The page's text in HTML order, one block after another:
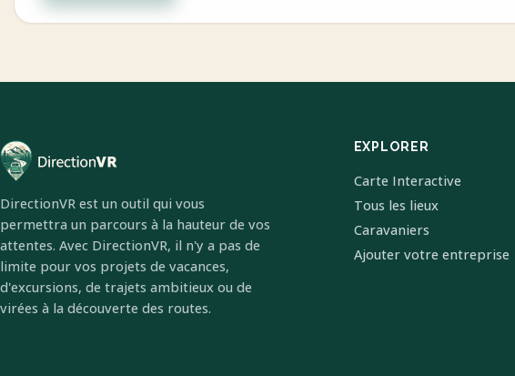
DirectionVR est un outil qui vous
permettra un parcours à la hauteur de vos
attentes. Avec DirectionVR, il n'y a pas de
limite pour vos projets de vacances,
d'excursions, de trajets ambitieux ou de
virées à la découverte des routes.
EXPLORER
Carte Interactive
Tous les lieux
Caravaniers
Ajouter votre entreprise